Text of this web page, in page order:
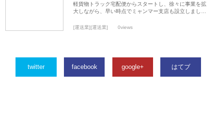
軽貨物トラック宅配便からスタートし、徐々に事業を拡
大しながら、早い時点でミャンマー支店も設立しまし…
[運送業][運送業] 0views
twitter facebook google+ はてブ